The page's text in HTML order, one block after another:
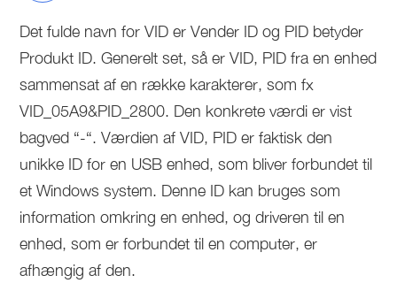
Det fulde navn for VID er Vender ID og PID betyder
Produkt ID. Generelt set, så er VID, PID fra en enhed
sammensat af en række karakterer, som fx
VID_05A9&PID_2800. Den konkrete værdi er vist
bagved “-“. Værdien af VID, PID er faktisk den
unikke ID for en USB enhed, som bliver forbundet til
et Windows system. Denne ID kan bruges som
information omkring en enhed, og driveren til en
enhed, som er forbundet til en computer, er
afhængig af den.